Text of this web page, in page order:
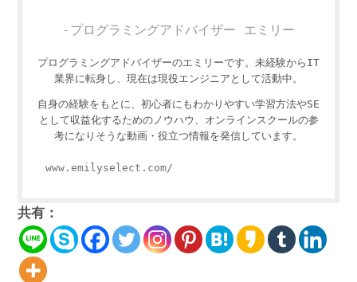
-プログラミングアドバイザー エミリー
プログラミングアドバイザーのエミリーです。未経験からIT
業界に転身し、現在は現役エンジニアとして活動中。
自身の経験をもとに、初心者にもわかりやすい学習方法やSE
として収益化するためのノウハウ、オンラインスクールの参
考になりそうな動画・役立つ情報を発信しています。
www.emilyselect.com/
共有：